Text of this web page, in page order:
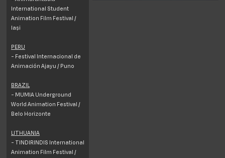
International Student
Animation Film Festival /
Iași
PERU
- Festival Internacional de
Animación Ajayu / Puno
BRAZIL
- MUMIA Underground
World Animation Festival /
Belo Horizonte
LITHUANIA
- TINDIRINDIS International
Animation Film Festival /